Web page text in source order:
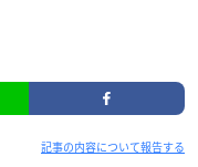
記事の内容について報告する